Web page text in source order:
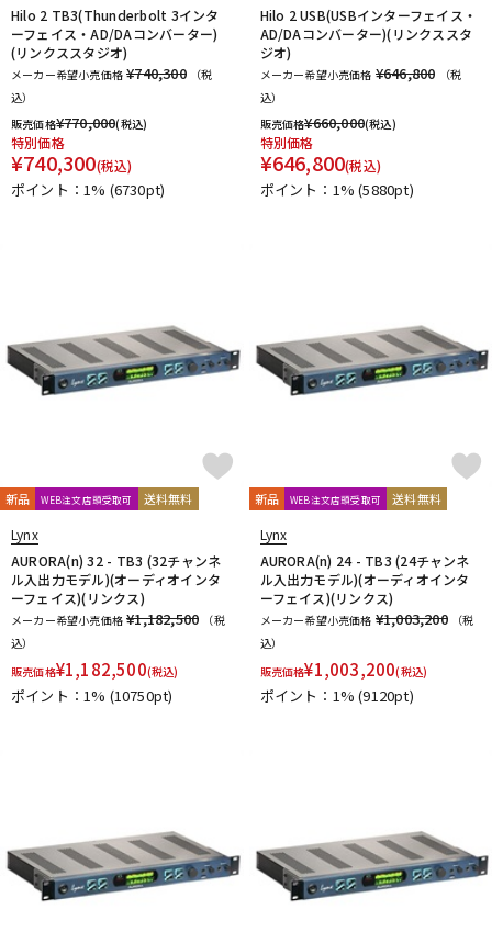
Hilo 2 TB3(Thunderbolt 3インタ
ーフェイス・AD/DAコンバーター)
(リンクススタジオ)
メーカー希望小売価格 ¥740,300
（税
込）
販売価格¥770,000(税込)
特別価格
¥740,300(税込)
ポイント：1% (6730pt)
Hilo 2 USB(USBインターフェイス・
AD/DAコンバーター)(リンクススタ
ジオ)
メーカー希望小売価格 ¥646,800
（税
込）
販売価格¥660,000(税込)
特別価格
¥646,800(税込)
ポイント：1%(5880pt)
新品 WEB注文店頭受取可 送料無料
Lynx
AURORA(n) 32 - TB3 (32チャンネ
ル入出力モデル)(オーディオインタ
ーフェイス)(リンクス)
メーカー希望小売価格 ¥1,182,500
（税
込）
販売価格¥1,182,500(税込)
ポイント：1% (10750pt)
新品 WEB注文店頭受取可 送料無料
Lynx
AURORA(n) 24 - TB3 (24チャンネ
ル入出力モデル)(オーディオインタ
ーフェイス)(リンクス)
メーカー希望小売価格 ¥1,003,200
（税
込）
販売価格¥1,003,200(税込)
ポイント：1%(9120pt)